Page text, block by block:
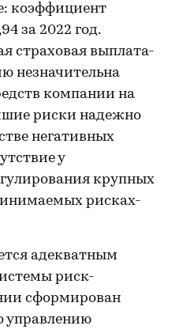
коэффициент
за 2022 год.
страховая выплата-
незначительна
компании на
риски надежно
негативных
у
крупных
рисках-
адекватным
риск-
сформирован
управлению